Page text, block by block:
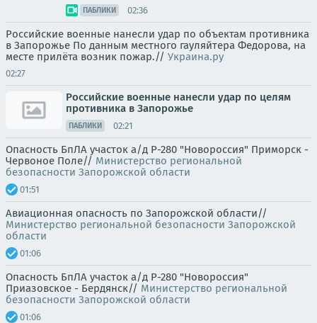
ПАБЛИКИ 02:36
Российские военные нанесли удар по объектам противника
в Запорожье По данным местного гауляйтера Федорова, на
месте прилёта возник пожар.// Украина.ру
02:27
Российские военные нанесли удар по целям
противника в Запорожье
ПАБЛИКИ 02:21
Опасность БпЛА участок а/д Р-280 "Новороссия" Приморск -
Червоное Поле// Министерство региональной
безопасности Запорожской области
01:51
Авиационная опасность по Запорожской области//
Министерство региональной безопасности Запорожской
области
01:06
Опасность БпЛА участок а/д Р-280 "Новороссия"
Приазовское - Бердянск// Министерство региональной
безопасности Запорожской области
01:06